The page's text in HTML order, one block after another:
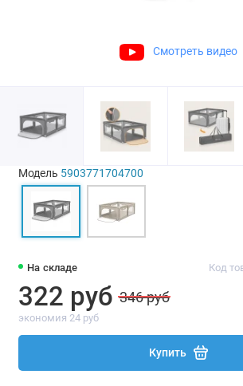
Смотреть видео
На складе Код
322 руб 346 руб
экономия 24 руб
Купить
Модель 5903771704700